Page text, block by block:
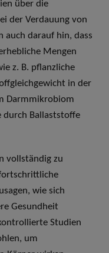
über die
der Verdauung von
auch darauf hin, dass
Mengen
z. B. pflanzliche
in der
Darmmikrobiom
durch Ballaststoffe
vollständig zu
wie sich
Gesundheit
Studien
um